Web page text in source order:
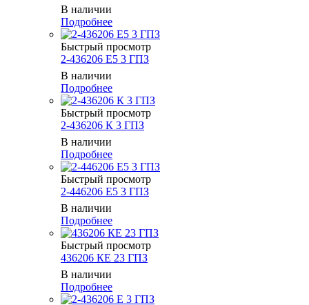
В наличии
Подробнее
Быстрый просмотр
2-436206 Е5 3 ГПЗ
В наличии
Подробнее
Быстрый просмотр
2-436206 К 3 ГПЗ
В наличии
Подробнее
Быстрый просмотр
2-446206 Е5 3 ГПЗ
В наличии
Подробнее
Быстрый просмотр
436206 КЕ 23 ГПЗ
В наличии
Подробнее